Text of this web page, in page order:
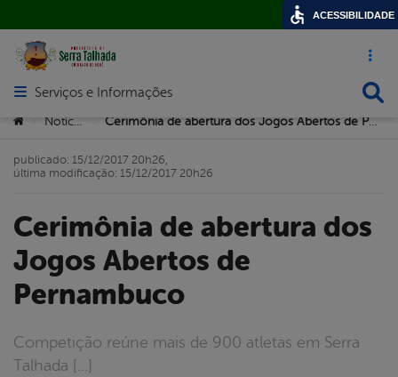
Acesso
Abrir menu principal de navegação
Serviços e Informações
Você está aqui:
> Notícias > Cerimônia de abertura dos Jogos Abertos de Pernambuco
Cerimônia de abertura dos
Jogos Abertos de
Pernambuco
Competição reúne mais de 900 atletas em Serra
Talhada […]
publicado: 15/12/2017 20h26,
última modificação: 15/12/2017 20h26
ACESSIBILIDADE